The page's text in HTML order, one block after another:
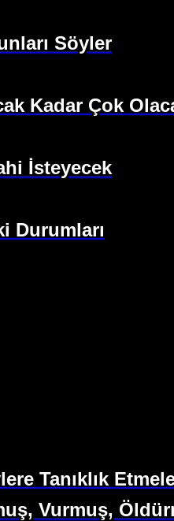
Söyler
Kadar Çok
İsteyecek
Durumları
Tanıklık
Vurmuş,